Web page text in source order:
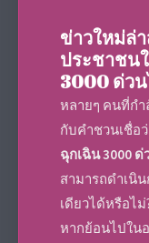
ข่าวใหม่ล่
ประชาชน
3000 ด่ว
หลายๆ คนที่กำ
กับคำชวนเชื่อ
ฉุกเฉิน 3000 ด่
สามารถดำเนิ
เดียวได้หรือไม่
หากย้อนไปใน